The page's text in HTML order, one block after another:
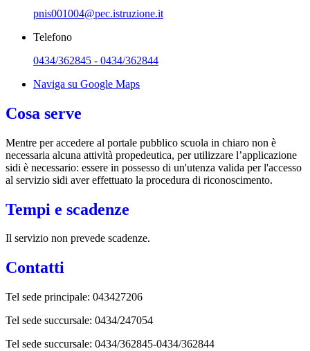
pnis001004@pec.istruzione.it
Telefono
0434/362845 - 0434/362844
Naviga su Google Maps
Cosa serve
Mentre per accedere al portale pubblico scuola in chiaro non è
necessaria alcuna attività propedeutica, per utilizzare l’applicazione
sidi è necessario: essere in possesso di un'utenza valida per l'accesso
al servizio sidi aver effettuato la procedura di riconoscimento.
Tempi e scadenze
Il servizio non prevede scadenze.
Contatti
Tel sede principale: 043427206
Tel sede succursale: 0434/247054
Tel sede succursale: 0434/362845-0434/362844